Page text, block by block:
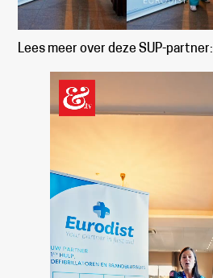
Lees meer over deze SUP-partner: